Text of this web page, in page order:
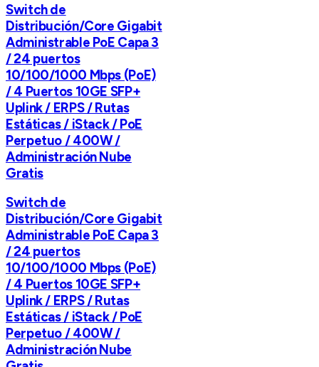
Switch de
Distribución/Core Gigabit
Administrable PoE Capa 3
/ 24 puertos
10/100/1000 Mbps (PoE)
/ 4 Puertos 10GE SFP+
Uplink / ERPS / Rutas
Estáticas / iStack / PoE
Perpetuo / 400W /
Administración Nube
Gratis
Switch de
Distribución/Core Gigabit
Administrable PoE Capa 3
/ 24 puertos
10/100/1000 Mbps (PoE)
/ 4 Puertos 10GE SFP+
Uplink / ERPS / Rutas
Estáticas / iStack / PoE
Perpetuo / 400W /
Administración Nube